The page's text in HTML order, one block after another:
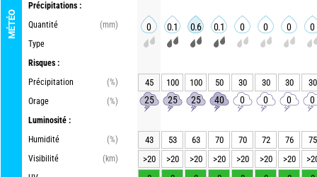
MÉTÉO
Précipitations :
Quantité
(mm)
Type
Risques :
Précipitation
(%)
Orage
(%)
Luminosité :
Humidité
(%)
Visibilité
(km)
0 0.1 0.6 0.1 0 0 0 0
45 100 100 50 30 30 30 30
25 25 25 40 0 0 0 0
43 53 63 70 70 72 76
75
>20
>20 >20 >20 >20 >20 >20